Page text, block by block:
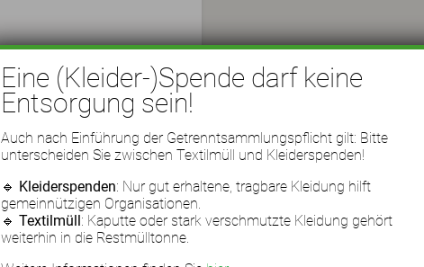
Eine (Kleider-)Spende darf keine
Entsorgung sein!
Auch nach Einführung der Getrenntsammlungspflicht gilt: Bitte
unterscheiden Sie zwischen Textilmüll und Kleiderspenden!
🔹 Kleiderspenden: Nur gut erhaltene, tragbare Kleidung hilft
gemeinnützigen Organisationen.
🔹Textilmüll: Kaputte oder stark verschmutzte Kleidung gehört
weiterhin in die Restmülltonne.